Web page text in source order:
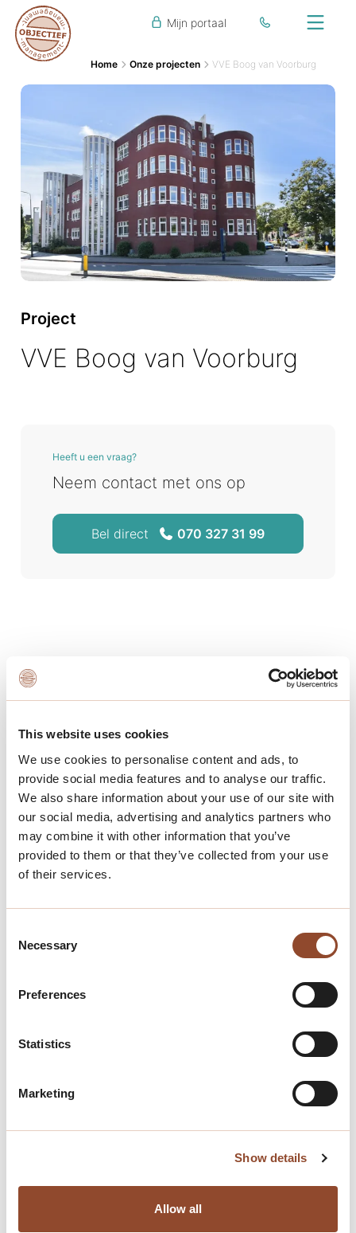
This website uses cookies
We use cookies to personalise content and ads, to
provide social media features and to analyse our traffic.
We also share information about your use of our site with
our social media, advertising and analytics partners who
may combine it with other information that you’ve
provided to them or that they’ve collected from your use
of their services.
Selection
Necessary
Preferences
Statistics
Marketing
Show details
Allow all
Mijn portaal
Home Onze projecten VVE Boog van Voorburg
Project
VVE Boog van Voorburg
Heeft u een vraag?
Neem contact met ons op
Bel direct 070 327 31 99
Ontdek de VVE Boog
van Voorburg:
VvE De Boog van Voorburg
bewoners van het stijlvolle appartementencomplex
aan de Rozenboomlaan, midden in het charmante
Voorburg. Dit moderne gebouw, opgeleverd in 2008,
combineert eigentijdse architectuur met
hoogwaardige afwerking en duurzame voorzieningen.
Het complex beschikt over een afgesloten
bijdraagt aan het comfort van de bewoners.
restaurants en openbaar vervoer op loopafstand